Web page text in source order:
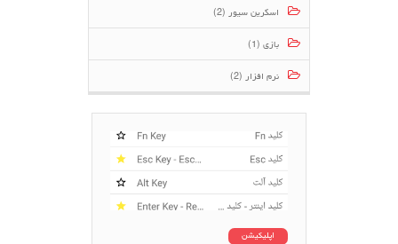
اسکرین سیور (2)
بازی (1)
نرم افزار (2)
اپلیکیشن